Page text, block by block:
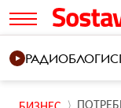
РАДИОБЛОГИ